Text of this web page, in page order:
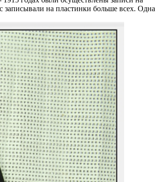
на пластинки больше всех. Одна